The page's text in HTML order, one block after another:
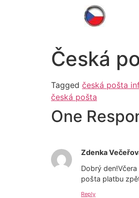
Česká
Tagged česká pošta
česká pošta
One
Zdenka
Dobrý
pošta platbu
Reply